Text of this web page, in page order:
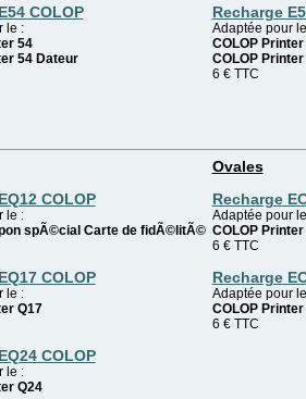
COLOP
le :
54
54 Dateur
Recharge
Adaptée pour
COLOP Printer
COLOP
6 €TTC
Ovales
COLOP
le :
spÃ©cial Carte de fidÃ©litÃ©
COLOP
le :
Q17
COLOP
le :
Q24
Recharge
Adaptée pour
COLOP
6 € TTC
Recharge
Adaptée pour
COLOP
6 € TTC